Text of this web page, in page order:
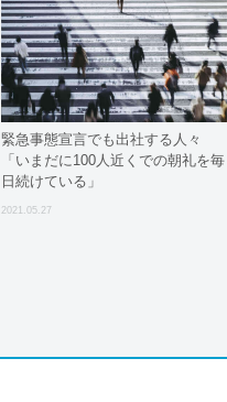
緊急事態宣言でも出社する人々
「いまだに100人近くでの朝礼を毎
日続けている」
2021.05.27